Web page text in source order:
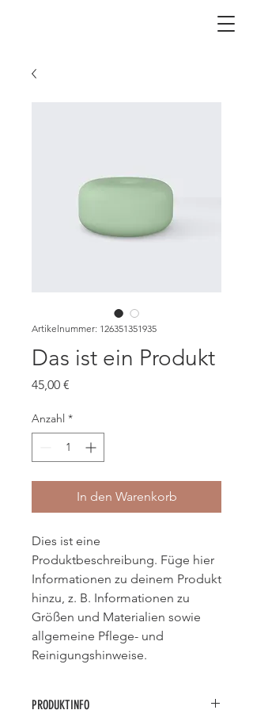
Artikelnummer: 126351351935
Das ist ein Produkt
45,00 €
Anzahl *
In den Warenkorb
Dies ist eine
Produktbeschreibung. Füge hier
Informationen zu deinem Produkt
hinzu, z. B. Informationen zu
Größen und Materialien sowie
allgemeine Pflege- und
Reinigungshinweise.
PRODUKTINFO